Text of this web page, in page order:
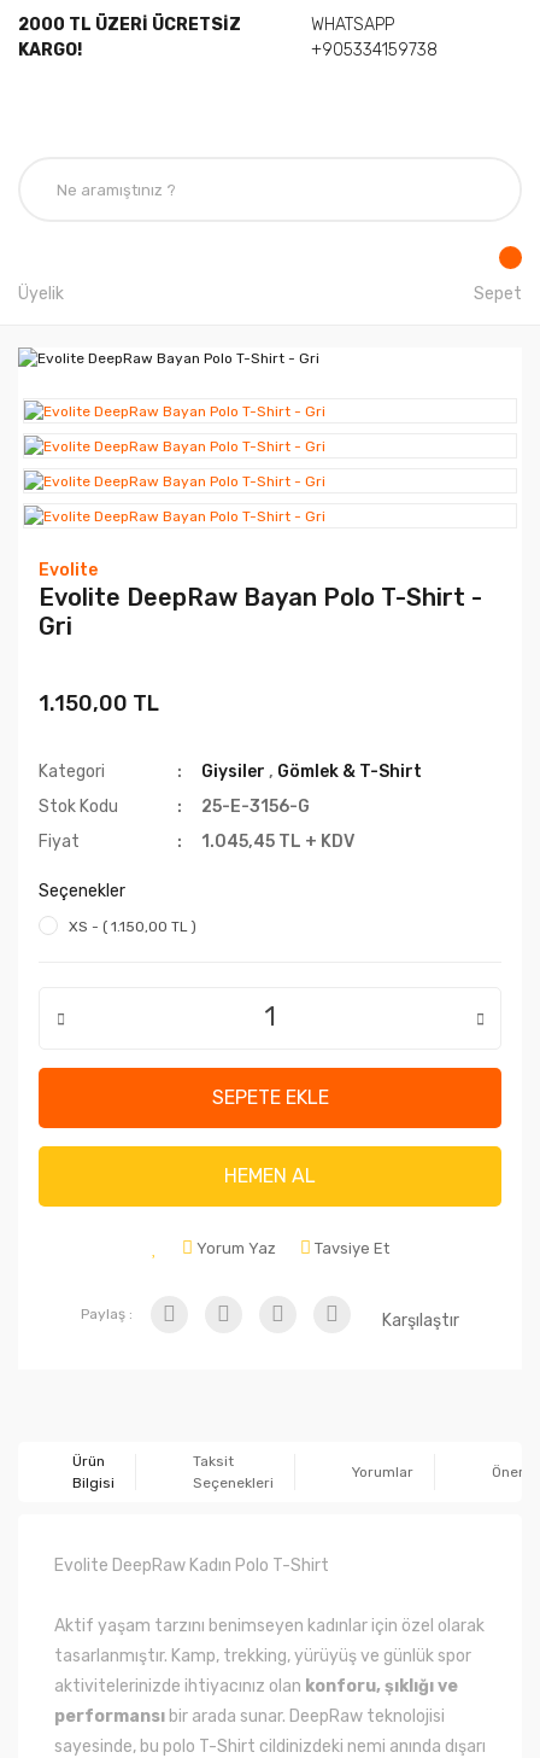
2000 TL ÜZERİ ÜCRETSİZ
KARGO!
WHATSAPP
+905334159738
Üyelik Sepet
Evolite
Evolite DeepRaw Bayan Polo T-Shirt -
Gri
1.150,00 TL
Kategori Giysiler , Gömlek & T-Shirt
Stok Kodu
25-E-3156-G
Fiyat
1.045,45 TL + KDV
Seçenekler
XS - ( 1.150,00 TL )
SEPETE EKLE
HEMEN AL
Yorum Yaz Tavsiye Et
Paylaş : Karşılaştır
Ürün
Bilgisi
Taksit
Seçenekleri
Yorumlar
Evolite DeepRaw Kadın Polo T-Shirt
Aktif yaşam tarzını benimseyen kadınlar için özel olarak
tasarlanmıştır. Kamp, trekking, yürüyüş ve günlük spor
aktivitelerinizde ihtiyacınız olan konforu, şıklığı ve
performansı bir arada sunar. DeepRaw teknolojisi
sayesinde, bu polo T-Shirt cildinizdeki nemi anında dışarı